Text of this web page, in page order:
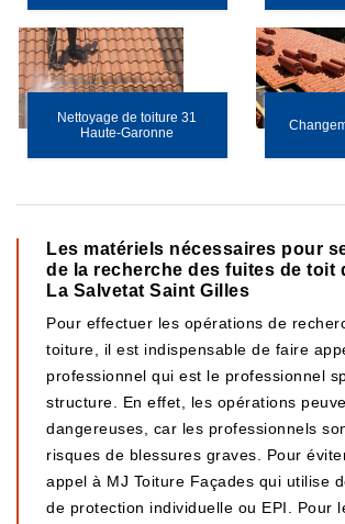
Nettoyage de toiture 31
Haute-Garonne
Les matériels nécessaires pour
de la recherche des fuites de toit
La Salvetat Saint Gilles
Pour effectuer les opérations de
toiture, il est indispensable de faire
professionnel qui est le professionnel
structure. En effet, les opérations
dangereuses, car les professionnels
risques de blessures graves. Pour
appel à MJ Toiture Façades qui utilise
de protection individuelle ou EPI. Pour